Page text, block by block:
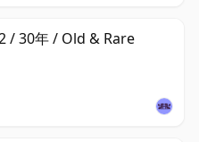
/ 30年 / Old & Rare